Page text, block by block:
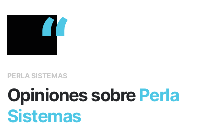
“
PERLA SISTEMAS
Opiniones sobrePerla
Sistemas